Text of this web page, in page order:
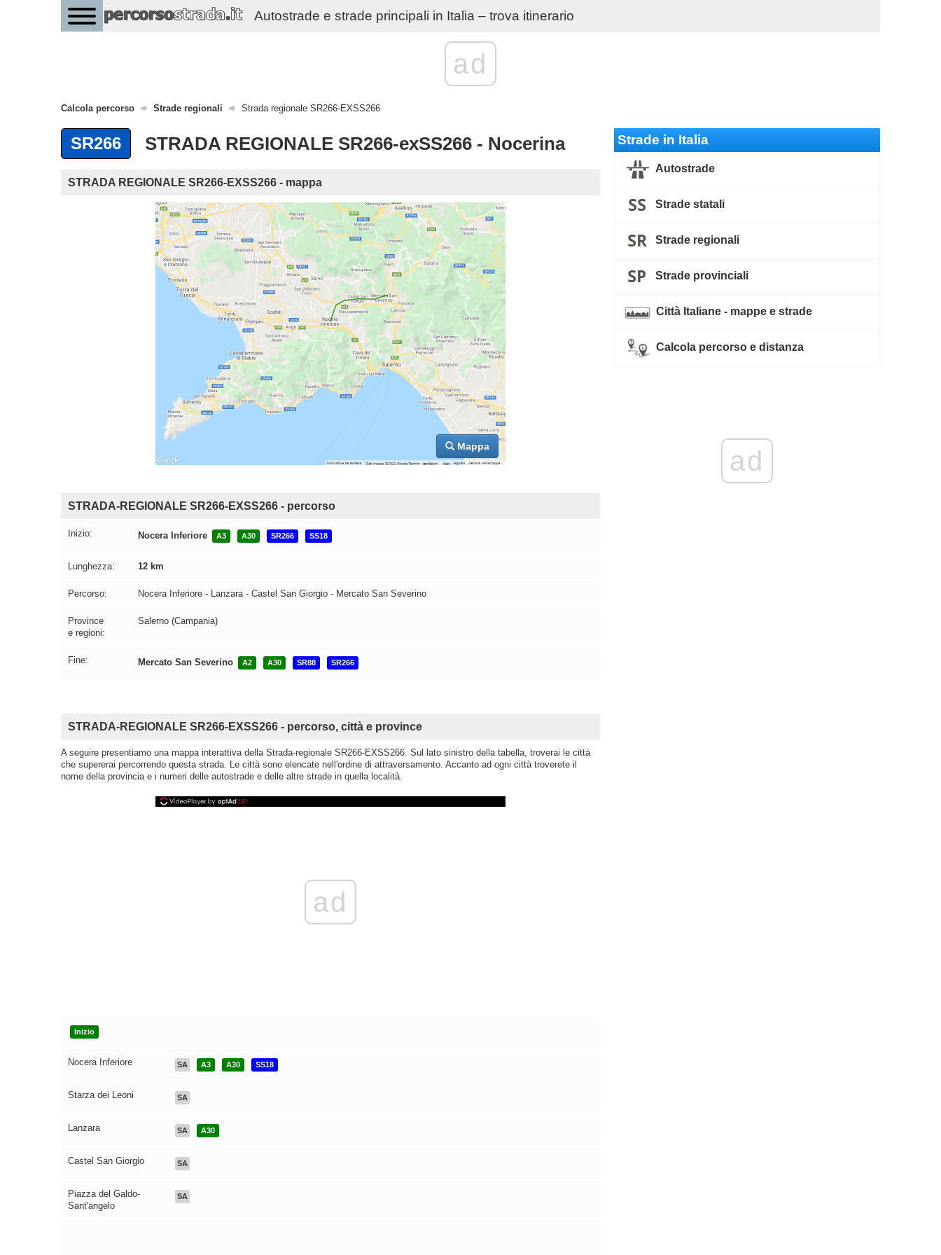
Autostrade e strade principali in Italia – trova itinerario
ad
Calcola percorso Strade regionali Strada regionale SR266-EXSS266
SR266 STRADA REGIONALE SR266-exSS266 - Nocerina
STRADA REGIONALE SR266-EXSS266 - mappa
Mappa
STRADA-REGIONALE SR266-EXSS266 - percorso
Inizio: Nocera Inferiore A3 A30 SR266 SS18
Lunghezza: 12 km
Percorso: Nocera Inferiore - Lanzara - Castel San Giorgio - Mercato San Severino
Province
e regioni:
Salerno (Campania)
Fine: Mercato San Severino A2 A30 SR88 SR266
STRADA-REGIONALE SR266-EXSS266 - percorso, città e province
A seguire presentiamo una mappa interattiva della Strada-regionale SR266-EXSS266. Sul lato sinistro della tabella, troverai le città
che supererai percorrendo questa strada. Le città sono elencate nell'ordine di attraversamento. Accanto ad ogni città troverete il
nome della provincia e i numeri delle autostrade e delle altre strade in quella località.
ad
Inizio
Nocera Inferiore SA A3 A30 SS18
Starza dei Leoni SA
Lanzara SA A30
Castel San Giorgio SA
Piazza del Galdo-
Sant'angelo
SA
Strade in Italia
Autostrade
Strade statali
Strade regionali
Strade provinciali
Città Italiane - mappe e strade
Calcola percorso e distanza
ad